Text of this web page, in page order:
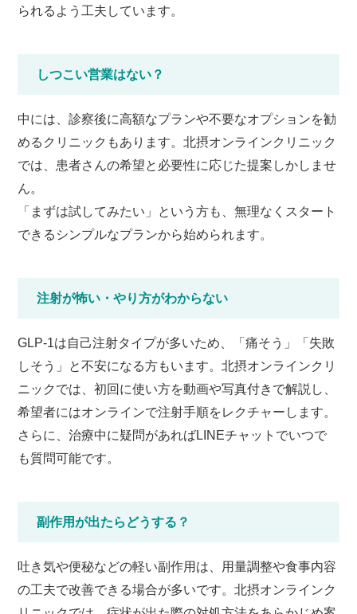
られるよう工夫しています。
しつこい営業はない？
中には、診察後に高額なプランや不要なオプションを勧
めるクリニックもあります。北摂オンラインクリニック
では、患者さんの希望と必要性に応じた提案しかしませ
ん。
「まずは試してみたい」という方も、無理なくスタート
できるシンプルなプランから始められます。
注射が怖い・やり方がわからない
GLP-1は自己注射タイプが多いため、「痛そう」「失敗
しそう」と不安になる方もいます。北摂オンラインクリ
ニックでは、初回に使い方を動画や写真付きで解説し、
希望者にはオンラインで注射手順をレクチャーします。
さらに、治療中に疑問があればLINEチャットでいつで
も質問可能です。
副作用が出たらどうする？
吐き気や便秘などの軽い副作用は、用量調整や食事内容
の工夫で改善できる場合が多いです。北摂オンラインク